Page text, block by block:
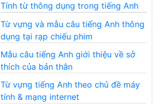
Tính từ thông dụng trong tiếng Anh
Từ vựng và mẫu câu tiếng Anh thông
dụng tại rạp chiếu phim
Mẫu câu tiếng Anh giới thiệu về sở
thích của bản thân
Từ vựng tiếng Anh theo chủ đề máy
tính & mạng internet